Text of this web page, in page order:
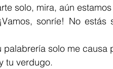
solo, mira, aún estamos
sonríe! No estás
solo me causa
tu verdugo.